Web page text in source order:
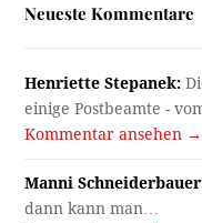
Neueste Kommentare
Henriette Stepanek:
einige Postbeamte -
Kommentar ansehen →
Manni
dann kann man…